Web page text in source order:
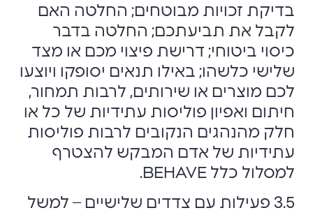
בדיקת זכויות מבוטחים; החלטה האם
לקבל את תביעתכם; החלטה בדבר
כיסוי ביטוחי; דרישת פיצוי מכם או מצד
שלישי כלשהו; באילו תנאים יסופקו ויוצעו
לכם מוצרים או שירותים, לרבות תמחור,
חיתום ואפיון פוליסות עתידיות של כל או
חלק מהנהגים הנקובים לרבות פוליסות
עתידיות של אדם המבקש להצטרף
למסלול כלל BEHAVE.
3.5 פעילות עם צדדים שלישיים – למשל